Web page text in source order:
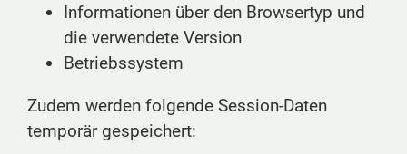
Informationen über den Browsertyp und
die verwendete Version
Betriebssystem
Zudem werden folgende Session-Daten
temporär gespeichert: